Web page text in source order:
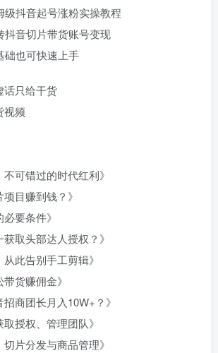
级抖音起号涨粉实操教程
抖音切片带货账号变现
础也可快速上手
话只给干货
视频
不可错过的时代红利》
目赚到钱？》
要条件》
获取头部达人授权？》
从此告别手工剪辑》
货赚佣金》
招商团长月入10W+？》
取授权、管理团队》
切片分发与商品管理》